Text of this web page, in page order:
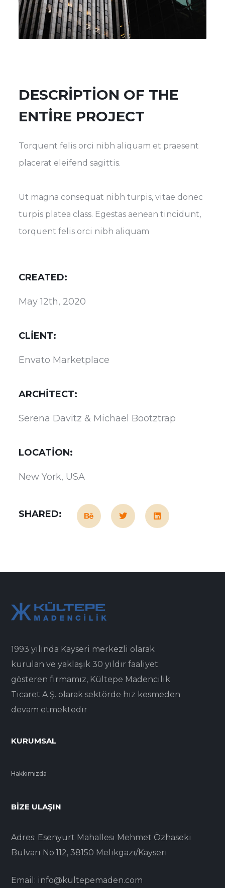
DESCRIPTION OF THE
ENTIRE PROJECT
Torquent felis orci nibh aliquam et praesent
placerat eleifend sagittis.
Ut magna consequat nibh turpis, vitae donec
turpis platea class. Egestas aenean tincidunt,
torquent felis orci nibh aliquam
CREATED:
May 12th, 2020
CLIENT:
Envato Marketplace
ARCHITECT:
Serena Davitz & Michael Bootztrap
LOCATION:
New York, USA
SHARED:
1993 yılında Kayseri merkezli olarak
kurulan ve yaklaşık 30 yıldır faaliyet
gösteren firmamız, Kültepe Madencilik
Ticaret A.Ş. olarak sektörde hız kesmeden
devam etmektedir
KURUMSAL
Hakkımızda
BIZE ULAŞIN
Adres: Esenyurt Mahallesi Mehmet Özhaseki
Bulvarı No:112, 38150 Melikgazi/Kayseri
Email: info@kultepemaden.com